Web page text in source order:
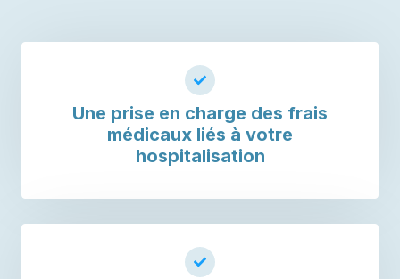
Une prise en charge des frais
médicaux liés à votre
hospitalisation